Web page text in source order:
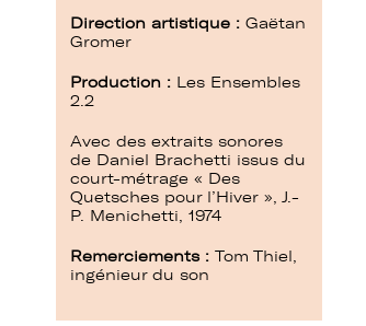
Direction artistique : Gaëtan
Gromer
Production : Les Ensembles
2.2
Avec des extraits sonores
de Daniel Brachetti issus du
court-métrage « Des
Quetsches pour l’Hiver », J.-
P. Menichetti, 1974
Remerciements :Tom Thiel,
ingénieur du son